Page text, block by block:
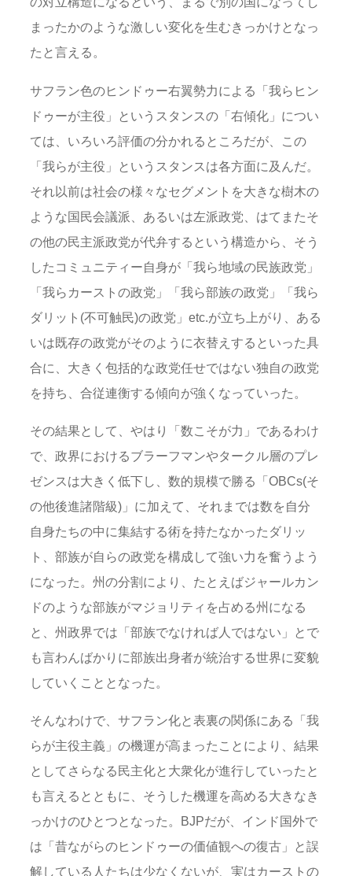
まったかのような激しい変化を生むきっかけとなっ
たと言える。
サフラン色のヒンドゥー右翼勢力による「我らヒン
ドゥーが主役」というスタンスの「右傾化」につい
ては、いろいろ評価の分かれるところだが、この
「我らが主役」というスタンスは各方面に及んだ。
それ以前は社会の様々なセグメントを大きな樹木の
ような国民会議派、あるいは左派政党、はてまたそ
の他の民主派政党が代弁するという構造から、そう
したコミュニティー自身が「我ら地域の民族政党」
「我らカーストの政党」「我ら部族の政党」「我ら
ダリット(不可触民)の政党」etc.が立ち上がり、ある
いは既存の政党がそのように衣替えするといった具
合に、大きく包括的な政党任せではない独自の政党
を持ち、合従連衡する傾向が強くなっていった。
その結果として、やはり「数こそが力」であるわけ
で、政界におけるブラーフマンやタークル層のプレ
ゼンスは大きく低下し、数的規模で勝る「OBCs(そ
の他後進諸階級)」に加えて、それまでは数を自分
自身たちの中に集結する術を持たなかったダリッ
ト、部族が自らの政党を構成して強い力を奮うよう
になった。州の分割により、たとえばジャールカン
ドのような部族がマジョリティを占める州になる
と、州政界では「部族でなければ人ではない」とで
も言わんばかりに部族出身者が統治する世界に変貌
していくこととなった。
そんなわけで、サフラン化と表裏の関係にある「我
らが主役主義」の機運が高まったことにより、結果
としてさらなる民主化と大衆化が進行していったと
も言えるとともに、そうした機運を高める大きなき
っかけのひとつとなった。BJPだが、インド国外で
は「昔ながらのヒンドゥーの価値観への復古」と誤
解している人たちは少なくないが、実はカーストの